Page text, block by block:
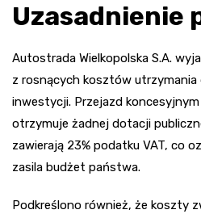
Uzasadnienie
Autostrada Wielkopolska S.A.
z rosnących kosztów utrzymania
inwestycji. Przejazd
otrzymuje żadnej dotacji
zawierają 23% podatku VAT, co
zasila budżet państwa.
Podkreślono również, że koszty